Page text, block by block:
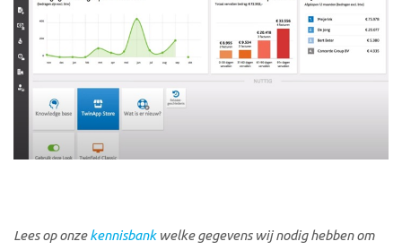
Lees op onzekennisbank welke gegevens wij nodig hebben om